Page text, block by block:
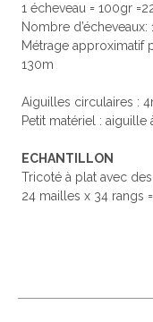
1 écheveau = 100gr
Nombre d’écheveaux:
Métrage approximatif
130m
Aiguilles circulaires :
Petit matériel : aiguille
ECHANTILLON
Tricoté à plat avec
24 mailles x 34 rangs